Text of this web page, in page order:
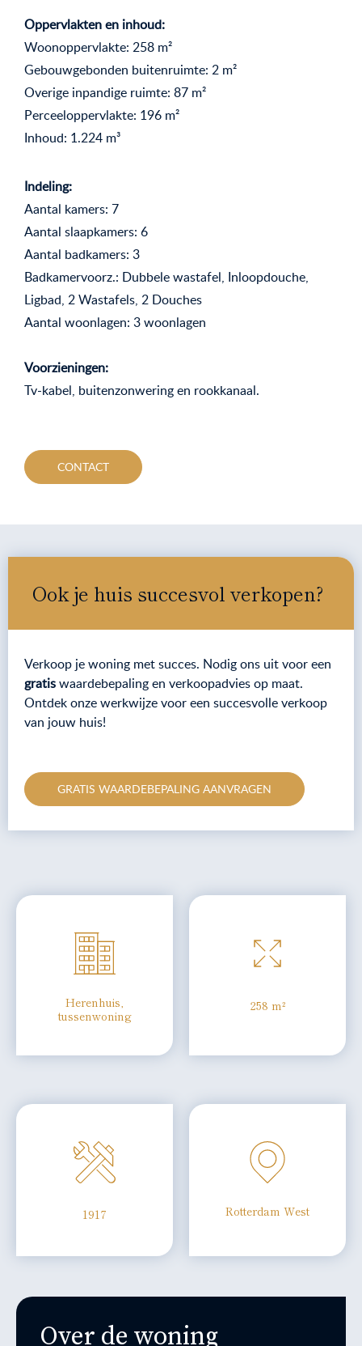
Oppervlakten en inhoud:
Woonoppervlakte: 258 m²
Gebouwgebonden buitenruimte: 2 m²
Overige inpandige ruimte: 87 m²
Perceeloppervlakte: 196 m²
Inhoud: 1.224 m³
Indeling:
Aantal kamers: 7
Aantal slaapkamers: 6
Aantal badkamers: 3
Badkamervoorz.: Dubbele wastafel, Inloopdouche,
Ligbad, 2 Wastafels, 2 Douches
Aantal woonlagen: 3 woonlagen
Voorzieningen:
Tv-kabel, buitenzonwering en rookkanaal.
CONTACT
Herenhuis,
tussenwoning
258 m²
1917 Rotterdam West
Over de woning
Ook je huis succesvol verkopen?
Verkoop je woning met succes. Nodig ons uit voor een
gratiswaardebepaling en verkoopadvies op maat.
Ontdek onze werkwijze voor een succesvolle verkoop
van jouw huis!
GRATIS WAARDEBEPALING AANVRAGEN